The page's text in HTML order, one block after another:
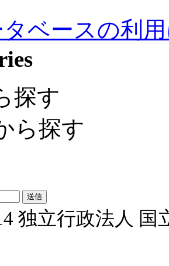
ベースの利
探す
ら探す
独立行政法人 国